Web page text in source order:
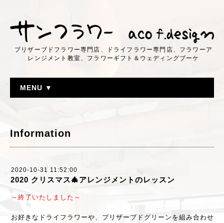
プリザーブドフラワー専門店、ドライフラワー専門店、フラワーア
レンジメント教室、フラワーギフト＆ウェディングブーケ
MENU ▼
Information
2020-10-31 11:52:00
2020 クリスマス🎄アレンジメントのレッスン
～終了いたしました～
お好きなドライフラワーや、プリザーブドグリーンを組み合わせ